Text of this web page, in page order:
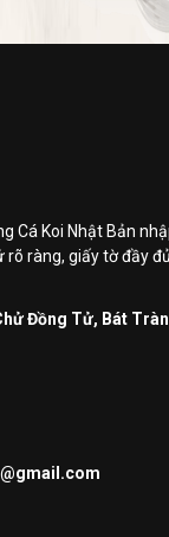
Cá Koi Nhật Bản
rõ ràng, giấy tờ đầy đủ
Đồng Tử, Bát